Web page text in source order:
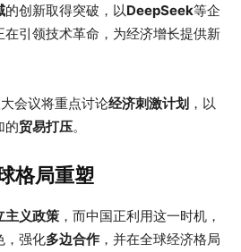
的创新取得突破，以DeepSeek等企
在引领技术革命，为经济增长提供新
会议将重点讨论经济刺激计划 ，以
的贸易打压。
格局重塑
主义政策 ，而中国正利用这一时机，
，强化多边合作 ，并在全球经济格局